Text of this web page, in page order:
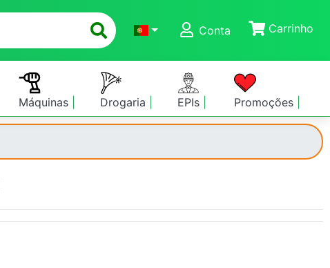
Conta
Carrinho
Máquinas Drogaria EPIs Promoções